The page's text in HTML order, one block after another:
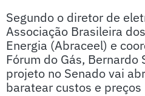
Segundo o diretor de
Associação Brasileira
Energia (Abraceel) e
Fórum do Gás, Bernardo
projeto no Senado vai
baratear custos e